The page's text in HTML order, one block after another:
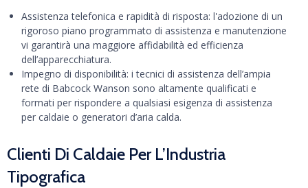
Assistenza telefonica e rapidità di risposta: l'adozione di un
rigoroso piano programmato di assistenza e manutenzione
vi garantirà una maggiore affidabilità ed efficienza
dell’apparecchiatura.
Impegno di disponibilità: i tecnici di assistenza dell’ampia
rete di Babcock Wanson sono altamente qualificati e
formati per rispondere a qualsiasi esigenza di assistenza
per caldaie o generatori d’aria calda.
Clienti Di Caldaie Per L’Industria
Tipografica